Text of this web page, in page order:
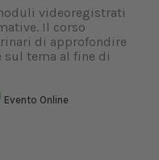
videoregistrati
Il corso
di approfondire
sul tema al fine di
Evento Online